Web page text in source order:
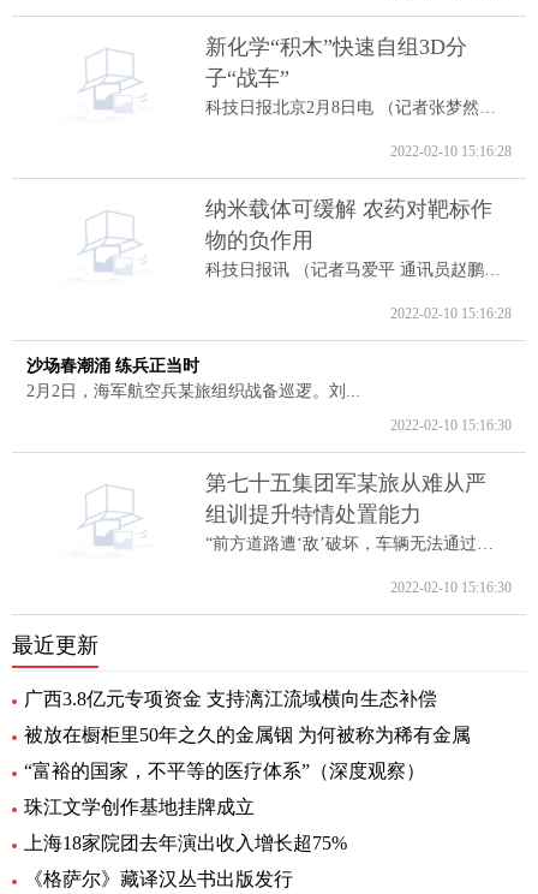
新化学“积木”快速自组3D分
子“战车”
科技日报北京2月8日电 （记者张梦然）据...
2022-02-10 15:16:28
纳米载体可缓解 农药对靶标作
物的负作用
科技日报讯 （记者马爱平 通讯员赵鹏跃...
2022-02-10 15:16:28
沙场春潮涌 练兵正当时
2月2日，海军航空兵某旅组织战备巡逻。刘...
2022-02-10 15:16:30
第七十五集团军某旅从难从严
组训提升特情处置能力
“前方道路遭‘敌’破坏，车辆无法通过。...
2022-02-10 15:16:30
最近更新
广西3.8亿元专项资金 支持漓江流域横向生态补偿
被放在橱柜里50年之久的金属铟 为何被称为稀有金属
“富裕的国家，不平等的医疗体系”（深度观察）
珠江文学创作基地挂牌成立
上海18家院团去年演出收入增长超75%
《格萨尔》藏译汉丛书出版发行